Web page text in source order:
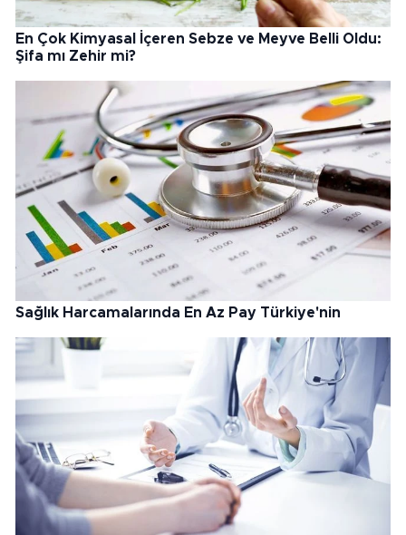
En Çok Kimyasal İçeren Sebze ve Meyve Belli Oldu:
Şifa mı Zehir mi?
Sağlık Harcamalarında En Az Pay Türkiye'nin